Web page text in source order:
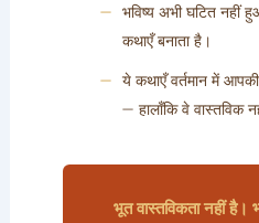
भविष्य अभी घटित नहीं
कथाएँ बनाता है।
ये कथाएँ वर्तमान में
— हालाँकि वे वास्तविक
भूत वास्तविकता नहीं है।